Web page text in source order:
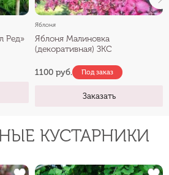
Ред»
Яблоня
Яблоня Малиновка
(декоративная) ЗКС
1100 руб. Под заказ
Заказать
КУСТАРНИКИ